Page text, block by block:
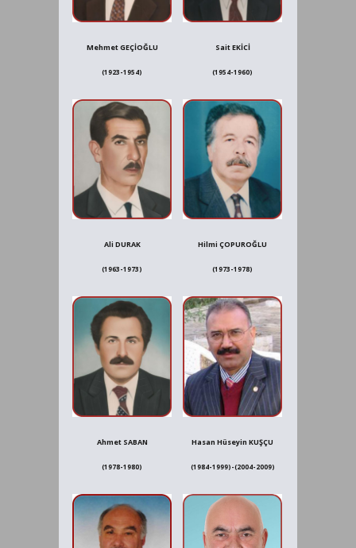
Mehmet GEÇİOĞLU
(1923-1954)
Sait EKİCİ
(1954-1960)
Ali DURAK
(1963-1973)
Hilmi ÇOPUROĞLU
(1973-1978)
Ahmet SABAN
(1978-1980)
Hasan Hüseyin KUŞÇU
(1984-1999)-(2004-2009)